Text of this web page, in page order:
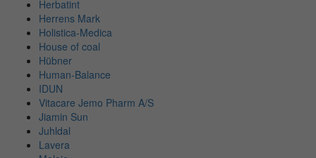
Herbatint
Herrens Mark
Holistica-Medica
House of coal
Hübner
Human-Balance
IDUN
Vitacare Jemo Pharm A/S
Jiamin Sun
Juhldal
Lavera